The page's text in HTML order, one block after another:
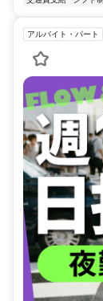
アルバイト・パート